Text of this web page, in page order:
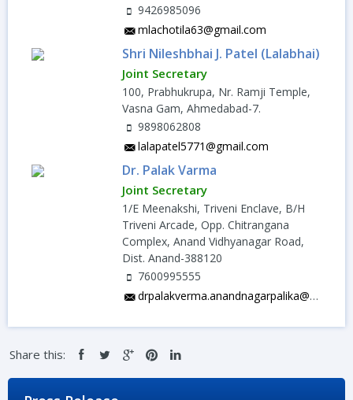
9426985096
mlachotila63@gmail.com
Shri Nileshbhai J. Patel (Lalabhai)
Joint Secretary
100, Prabhukrupa, Nr. Ramji Temple,
Vasna Gam, Ahmedabad-7.
9898062808
lalapatel5771@gmail.com
Dr. Palak Varma
Joint Secretary
1/E Meenakshi, Triveni Enclave, B/H
Triveni Arcade, Opp. Chitrangana
Complex, Anand Vidhyanagar Road,
Dist. Anand-388120
7600995555
drpalakverma.anandnagarpalika@gmail.com
Share this: